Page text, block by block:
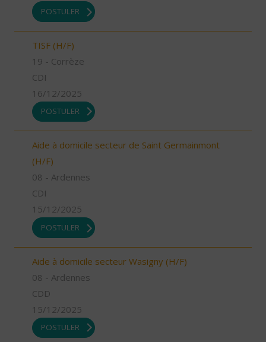
POSTULER
TISF (H/F)
19 - Corrèze
CDI
16/12/2025
POSTULER
Aide à domicile secteur de Saint Germainmont
(H/F)
08 - Ardennes
CDI
15/12/2025
POSTULER
Aide à domicile secteur Wasigny (H/F)
08 - Ardennes
CDD
15/12/2025
POSTULER